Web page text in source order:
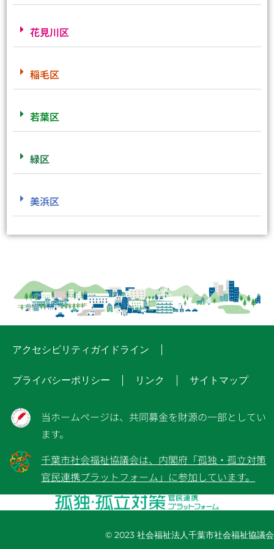
花見川区
稲毛区
若葉区
緑区
美浜区
アクセシビリティガイドライン
プライバシーポリシー リンク サイトマップ
当ホームページは、共同募金を財源の一部としてい
ます。
千葉市社会福祉協議会は、内閣府「孤独・孤立対策
官民連携プラットフォーム」に参加しています。
© 2023 社会福祉法人千葉市社会福祉協議会